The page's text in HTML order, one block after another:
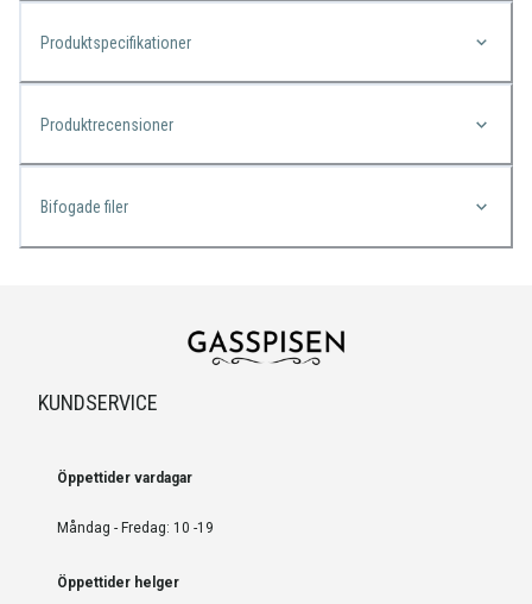
Produktspecifikationer
Produktrecensioner
Bifogade filer
KUNDSERVICE
Öppettider vardagar
Måndag - Fredag: 10 -19
Öppettider helger